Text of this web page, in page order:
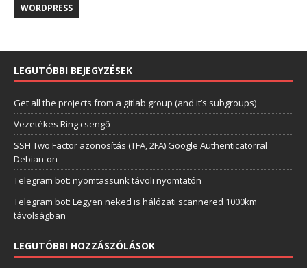
WORDPRESS
LEGUTÓBBI BEJEGYZÉSEK
Get all the projects from a gitlab group (and it’s subgroups)
Vezetékes Ring csengő
SSH Two Factor azonosítás (TFA, 2FA) Google Authenticatorral
Debian-on
Telegram bot: nyomtassunk távoli nyomtatón
Telegram bot: Legyen neked is hálózati scannered 1000km
távolságban
LEGUTÓBBI HOZZÁSZÓLÁSOK